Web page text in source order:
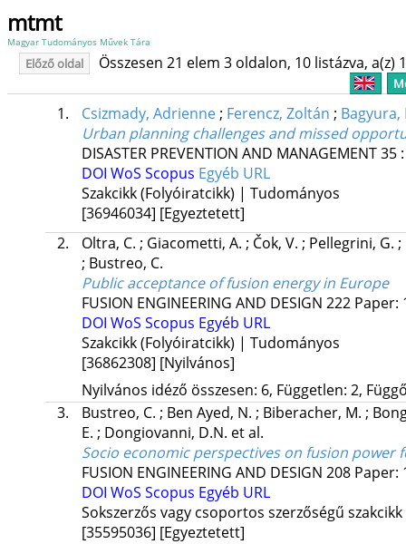
mtmt
Magyar Tudományos Művek Tára
Előző oldal Összesen 21 elem 3 oldalon, 10 listázva, a(z)
1. Csizmady, Adrienne; Ferencz, Zoltán ;
Urban planning challenges and missed
DISASTER PREVENTION AND MANAGEMENT35
DOI WoS Scopus Egyéb URL
Szakcikk (Folyóiratcikk) | Tudományos
[36946034] [Egyeztetett]
2.
Oltra, C. ; Giacometti, A. ; Čok, V. ; Pellegrini, G. ;
; Bustreo, C.
Public acceptance of fusion energy in Europe
FUSION ENGINEERING AND DESIGN 222 Paper:
DOI WoS Scopus Egyéb URL
Szakcikk (Folyóiratcikk) | Tudományos
[36862308] [Nyilvános]
Nyilvános idéző összesen: 6, Független: 2,
3.
Bustreo, C. ; Ben Ayed, N. ; Biberacher, M. ;
E. ; Dongiovanni, D.N. et al.
Socio economic perspectives on fusion power
FUSION ENGINEERING AND DESIGN 208 Paper:
DOI WoS Scopus Egyéb URL
Sokszerzős vagy csoportos szerzőségű
[35595036] [Egyeztetett]